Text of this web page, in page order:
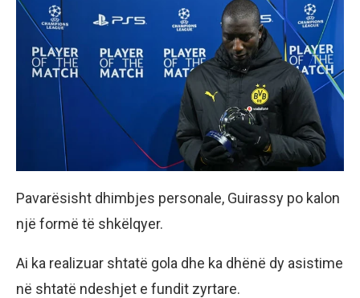
Pavarësisht dhimbjes personale, Guirassy po kalon
një formë të shkëlqyer.
Ai ka realizuar shtatë gola dhe ka dhënë dy asistime
në shtatë ndeshjet e fundit zyrtare.